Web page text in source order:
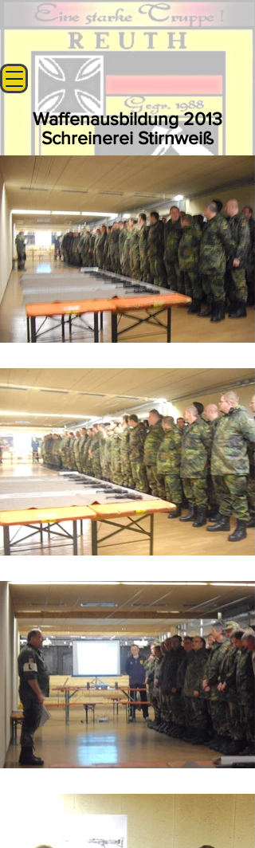
Waffenausbildung 2013
Schreinerei Stirnweiß